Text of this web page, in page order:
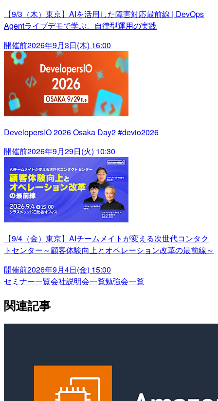
【9/3（木）東京】AIを活用した障害対応最前線 | DevOps
Agentライブデモで学ぶ、自律型運用の実践
開催前2026年9月3日(木) 16:00
DevelopersIO 2026 Osaka Day2 #devio2026
開催前2026年9月29日(火) 10:30
【9/4（金）東京】AIチームメイトが変える次世代コンタク
トセンター～顧客体験向上とオペレーション改革の最前線～
開催前2026年9月4日(金) 15:00
セミナー一覧会社説明会一覧勉強会一覧
関連記事